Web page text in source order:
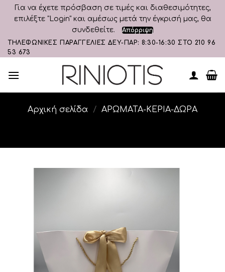
Για να έχετε πρόσβαση σε τιμές και διαθεσιμότητες,
επιλέξτε "Login" και αμέσως μετά την έγκρισή μας, θα
συνδεθείτε.
Απόρριψη
Skip
to
ΤΗΛΕΦΩΝΙΚΕΣ ΠΑΡΑΓΓΕΛΙΕΣ ΔΕΥ-ΠΑΡ: 8:30-16:30 ΣΤΟ 210 96
53 673
Αρχική σελίδα / ΑΡΩΜΑΤΑ-ΚΕΡΙΑ-ΔΩΡΑ